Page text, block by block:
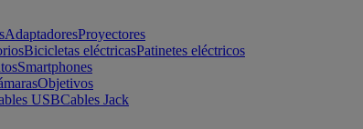
AdaptadoresProyectores
Bicicletas eléctricasPatinetes eléctricos
Smartphones
Objetivos
USBCables Jack